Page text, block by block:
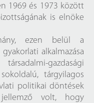
1969 és 1973 között
is elnöke
ezen belül a
alkalmazása
gazdasági
tárgyilagos
politikai döntések
jellemző volt, hogy